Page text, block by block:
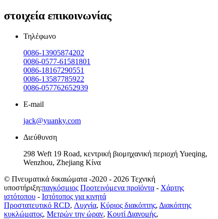
στοιχεία επικοινωνίας
Τηλέφωνο
0086-13905874202
0086-0577-61581801
0086-18167290551
0086-13587785922
0086-057762652939
E-mail
jack@yuanky.com
Διεύθυνση
298 Weft 19 Road, κεντρική βιομηχανική περιοχή Yueqing,
Wenzhou, Zhejiang Κίνα
© Πνευματικά δικαιώματα -2020 - 2026 Τεχνική
υποστήριξη:παγκόσμιος Προτεινόμενα προϊόντα - Χάρτης
ιστότοπου - Ιστότοπος για κινητά
Προστατευτικό RCD, Λυχνία, Κύριος διακόπτης, Διακόπτης
κυκλώματος, Μετρών την ώραν, Κουτί Διανομής,